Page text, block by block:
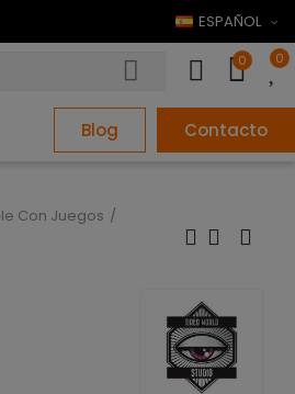
ESPAÑOL
0 0
Blog Contacto
Con Juegos